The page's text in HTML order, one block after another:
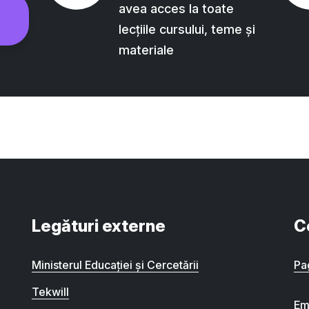
avea acces la toate
lecțiile cursului, teme și
materiale
Legături externe
Ministerul Educației și Cercetării
Tekwill